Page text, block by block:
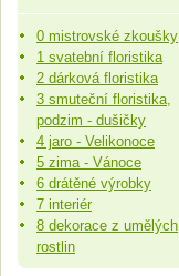
0 mistrovské zkoušky
1 svatební floristika
2 dárková floristika
3 smuteční floristika,
podzim - dušičky
4 jaro - Velikonoce
5 zima - Vánoce
6 drátěné výrobky
7 interiér
8 dekorace z umělých
rostlin